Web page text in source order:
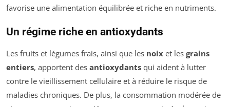
favorise une alimentation équilibrée et riche en nutriments.
Un régime riche en antioxydants
Les fruits et légumes frais, ainsi que les noix et les grains
entiers, apportent des antioxydants qui aident à lutter
contre le vieillissement cellulaire et à réduire le risque de
maladies chroniques. De plus, la consommation modérée de